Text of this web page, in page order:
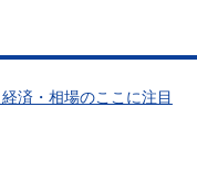
済・相場のここに注目